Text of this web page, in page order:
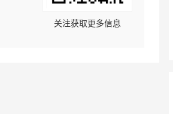
关注获取更多信息